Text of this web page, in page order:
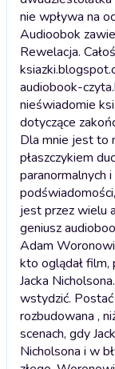
nie wpływa na
Audioobok
Rewelacja.
audiobook-
nieświadomie
dotyczące
Dla mnie jest to
płaszczykiem
paranormalnych
jest przez wielu
geniusz
Adam
kto oglądał film,
Jacka
wstydzić.
rozbudowana ,
scenach, gdy
Nicholsona i w